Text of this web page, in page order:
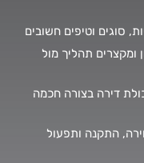
ומקצרים תהליך מול
דירה בצורה חכמה
התקנה ותפעול